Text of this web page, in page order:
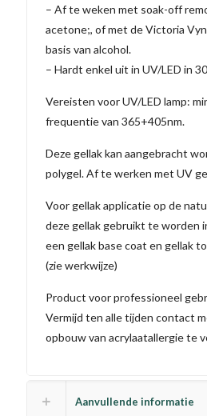
– Af te weken met soak-off
acetone;, of met de Victoria
basis van alcohol.
– Hardt enkel uit in UV/LED in
Vereisten voor UV/LED lamp:
frequentie van 365+405nm.
Deze gellak kan aangebracht
polygel. Af te werken met UV
Voor gellak applicatie op de
deze gellak gebruikt te worden
een gellak base coat en gellak
(zie werkwijze)
Product voor professioneel
Vermijd ten alle tijden contact
opbouw van acrylaatallergie te
Aanvullende informatie